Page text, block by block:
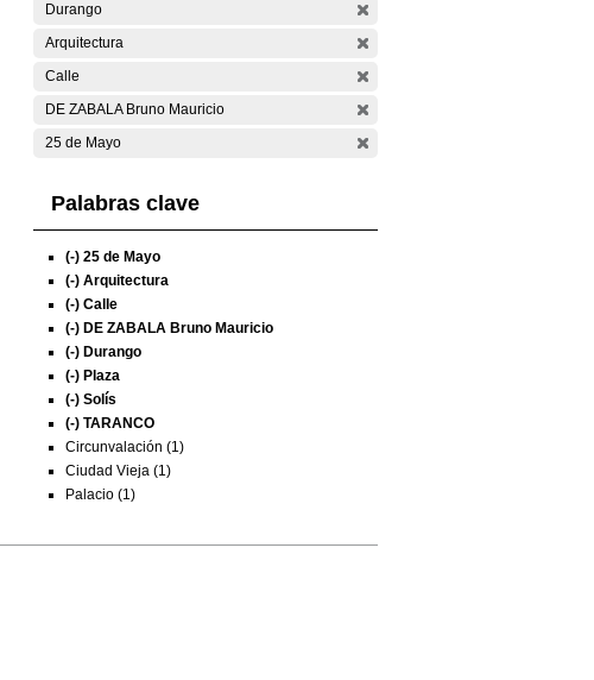
Durango
Arquitectura
Calle
DE ZABALA Bruno Mauricio
25 de Mayo
Palabras clave
(-) 25 de Mayo
(-) Arquitectura
(-) Calle
(-) DE ZABALA Bruno Mauricio
(-) Durango
(-) Plaza
(-) Solís
(-) TARANCO
Circunvalación (1)
Ciudad Vieja (1)
Palacio (1)